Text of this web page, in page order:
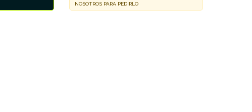
NOSOTROS PARA PEDIRLO